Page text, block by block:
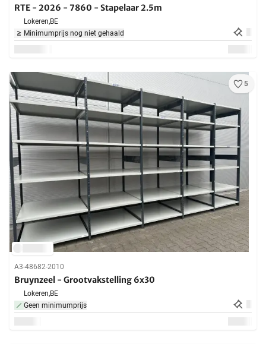
RTE - 2026 - 7860 - Stapelaar 2.5m
Lokeren,BE
Minimumprijs nog niet gehaald
5
A3-48682-2010
Bruynzeel - Grootvakstelling 6x30
Lokeren,BE
Geen minimumprijs